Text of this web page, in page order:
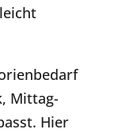
Mittag-
Hier